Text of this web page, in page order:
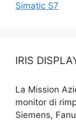
Simatic S7
IRIS
La Mission
monitor di
Siemens,